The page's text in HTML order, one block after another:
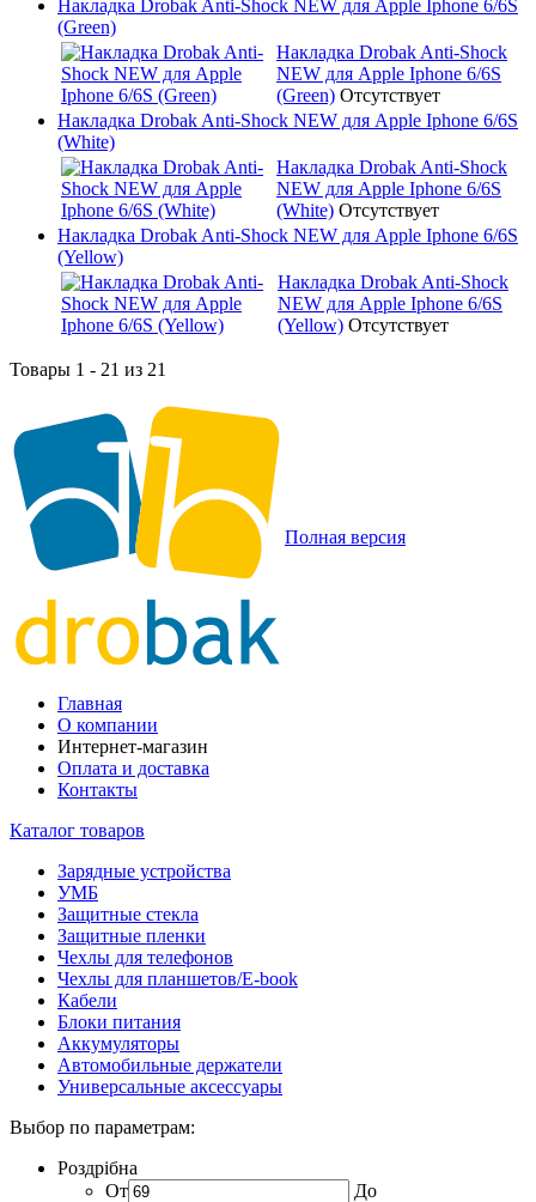
Накладка Drobak Anti-Shock NEW для Apple Iphone 6/6S
(Green)
Накладка Drobak Anti-Shock
NEW для Apple Iphone 6/6S
(Green) Отсутствует
Накладка Drobak Anti-Shock NEW для Apple Iphone 6/6S
(White)
Накладка Drobak Anti-Shock
NEW для Apple Iphone 6/6S
(White) Отсутствует
Накладка Drobak Anti-Shock NEW для Apple Iphone 6/6S
(Yellow)
Накладка Drobak Anti-Shock
NEW для Apple Iphone 6/6S
(Yellow) Отсутствует
Товары 1 - 21 из 21
Полная версия
Главная
О компании
Интернет-магазин
Оплата и доставка
Контакты
Каталог товаров
Зарядные устройства
УМБ
Защитные стекла
Защитные пленки
Чехлы для телефонов
Чехлы для планшетов/E-book
Кабели
Блоки питания
Аккумуляторы
Автомобильные держатели
Универсальные аксессуары
Выбор по параметрам:
Роздрібна
От
До